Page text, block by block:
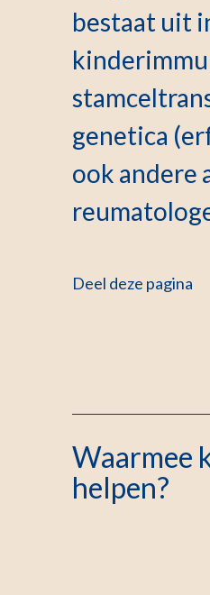
bestaat uit
genetica
ook andere
Deel deze pagina
Waarmee
helpen?